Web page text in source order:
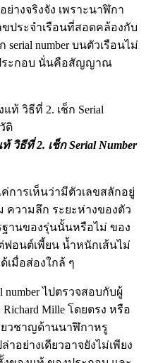
ย่างจริงจัง เพราะนาฬิกา
ขประจำเรือนที่สอดคล้องกับ
number บนตัวเรือนไม่
ประกอบ นั่นคือสัญญาณ
ท้ วิธีที่2. เช็ก Serial Number
ค่การเห็นว่ามีตัวเลขสลักอยู่
วามลึก ระยะห่างของตัว
านของรุ่นนั้นหรือไม่ ของ
อนต์เพี้ยน น้ำหนักเส้นไม่
เมื่อส่องใกล้ ๆ
ไปตรวจสอบกับผู้
Mille โดยตรง หรือ
ยวชาญด้านนาฬิกาหรู
ล่าอย่างเดียวอาจยังไม่เพียง